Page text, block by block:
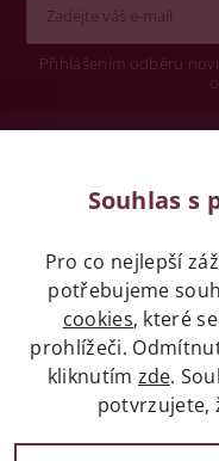
Přihlášením odběru
Legislativa
Zákaz prodeje
mladších 18 let.
Naše služby
Souhlas s
Pro co nejlepší
potřebujeme
cookies, které
prohlížeči.
kliknutím zde.
potvrzujete,